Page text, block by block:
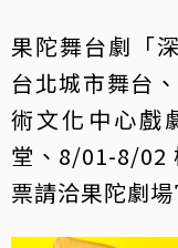
果陀舞台劇「
台北城市舞台
術文化中心戲
堂、8/01-8/02
票請洽果陀劇